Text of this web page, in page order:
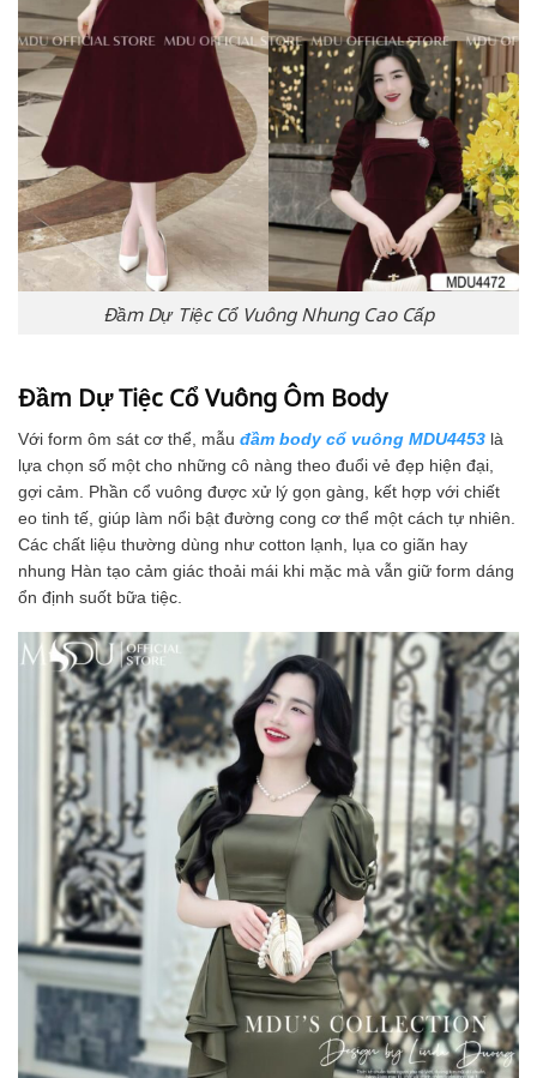
Đầm Dự Tiệc Cổ Vuông Nhung Cao Cấp
Đầm Dự Tiệc Cổ Vuông Ôm Body
Với form ôm sát cơ thể, mẫu đầm body cổ vuông MDU4453 là
lựa chọn số một cho những cô nàng theo đuổi vẻ đẹp hiện đại,
gợi cảm. Phần cổ vuông được xử lý gọn gàng, kết hợp với chiết
eo tinh tế, giúp làm nổi bật đường cong cơ thể một cách tự nhiên.
Các chất liệu thường dùng như cotton lạnh, lụa co giãn hay
nhung Hàn tạo cảm giác thoải mái khi mặc mà vẫn giữ form dáng
ổn định suốt bữa tiệc.